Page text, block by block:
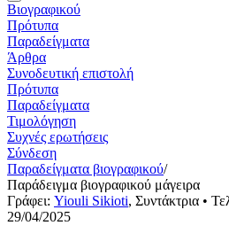
Βιογραφικού
Πρότυπα
Παραδείγματα
Άρθρα
Συνοδευτική επιστολή
Πρότυπα
Παραδείγματα
Τιμολόγηση
Συχνές ερωτήσεις
Σύνδεση
Παραδείγματα βιογραφικού/
Παράδειγμα βιογραφικού μάγειρα
Γράφει: Yiouli Sikioti, Συντάκτρια •
29/04/2025